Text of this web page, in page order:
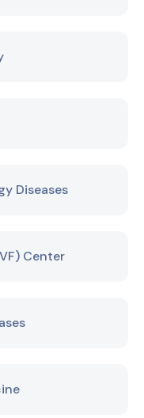
Diseases
Center